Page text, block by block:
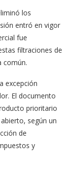
los
entró en vigor
fue
filtraciones de
común.
excepción
El documento
prioritario
según un
de
y